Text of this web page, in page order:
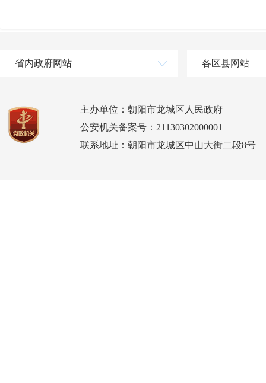
省内政府网站 各区县网站
主办单位：朝阳市龙城区人民政府
公安机关备案号：21130302000001
联系地址：朝阳市龙城区中山大街二段8号